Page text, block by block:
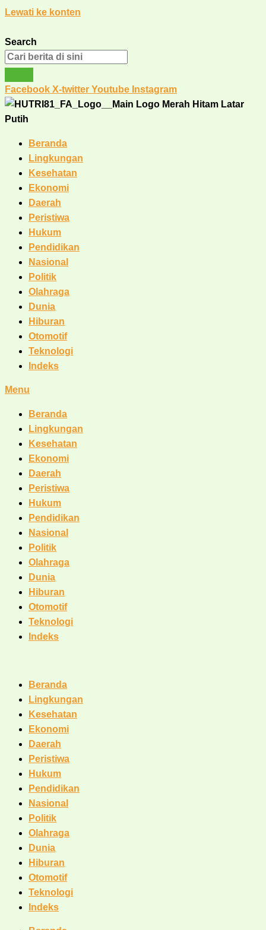
Lewati ke konten
Search
Facebook X-twitter Youtube Instagram
Beranda
Lingkungan
Kesehatan
Ekonomi
Daerah
Peristiwa
Hukum
Pendidikan
Nasional
Politik
Olahraga
Dunia
Hiburan
Otomotif
Teknologi
Indeks
Menu
Beranda
Lingkungan
Kesehatan
Ekonomi
Daerah
Peristiwa
Hukum
Pendidikan
Nasional
Politik
Olahraga
Dunia
Hiburan
Otomotif
Teknologi
Indeks
Beranda
Lingkungan
Kesehatan
Ekonomi
Daerah
Peristiwa
Hukum
Pendidikan
Nasional
Politik
Olahraga
Dunia
Hiburan
Otomotif
Teknologi
Indeks